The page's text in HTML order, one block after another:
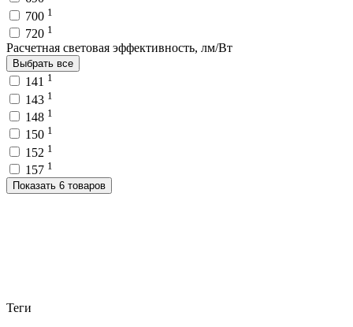
700 1
720 1
Расчетная световая эффективность, лм/Вт
Выбрать все
141 1
143 1
148 1
150 1
152 1
157 1
Показать 6 товаров
Теги